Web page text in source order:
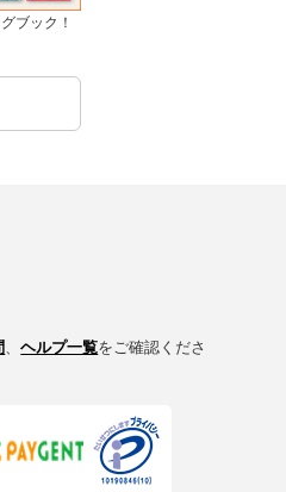
ブック！
、ヘルプ一覧をご確認くださ